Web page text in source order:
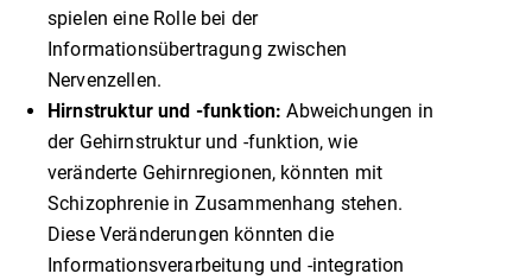
spielen eine Rolle bei der
Informationsübertragung zwischen
Nervenzellen.
Hirnstruktur und -funktion: Abweichungen in
der Gehirnstruktur und -funktion, wie
veränderte Gehirnregionen, könnten mit
Schizophrenie in Zusammenhang stehen.
Diese Veränderungen könnten die
Informationsverarbeitung und -integration